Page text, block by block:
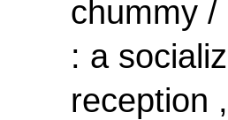
chummy
: a
reception